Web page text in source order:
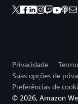
Privacidade
Suas opções de
Preferências de
© 2026, Amazon